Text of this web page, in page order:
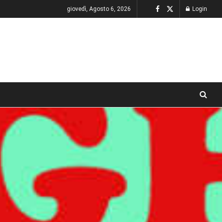
giovedì, Agosto 6, 2026 Login